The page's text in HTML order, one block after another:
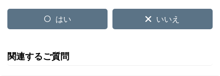
はい いいえ
関連するご質問